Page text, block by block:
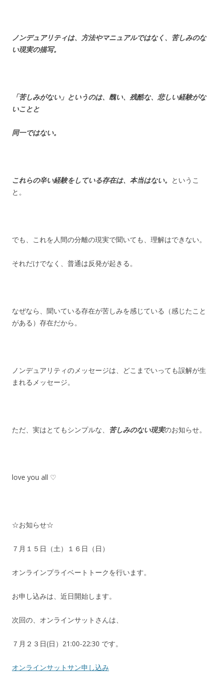
ノンデュアリティは、方法やマニュアルではなく、 苦しみのな
い現実の描写。
「苦しみがない」というのは、醜い、残酷な、悲しい経験がな
いことと
同一ではない。
これらの辛い経験をしている存在は、本当はない。 というこ
と。
でも、これを人間の分離の現実で聞いても、理解はできない。
それだけでなく、普通は反発が起きる。
なぜなら、聞いている存在が苦しみを感じている（感じたこと
がある）存在だから。
ノンデュアリティのメッセージは、どこまでいっても誤解が生
まれるメッセージ。
ただ、実はとてもシンプルな、 苦しみのない現実のお知らせ。
love you all ♡
☆お知らせ☆
７月１５日（土）１６日（日）
オンラインプライベートトークを行います。
お申し込みは、近日開始します。
次回の、オンラインサットさんは、
７月２３日(日）21:00-22:30 です。
オンラインサットサン申し込み